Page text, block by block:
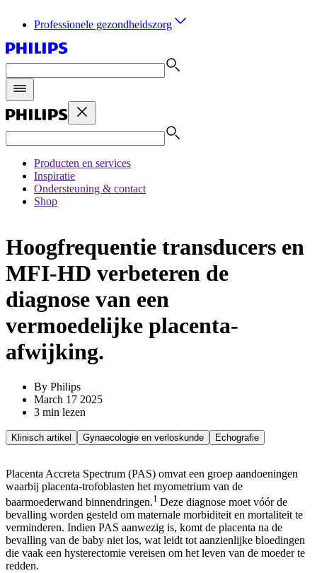
Professionele gezondheidszorg
Producten en services
Inspiratie
Ondersteuning & contact
Shop
Hoogfrequentie transducers en
MFI-HD verbeteren de
diagnose van een
vermoedelijke placenta-
afwijking.
By Philips
March 17 2025
3 min lezen
Klinisch artikel Gynaecologie en verloskunde Echografie
Placenta Accreta Spectrum (PAS) omvat een groep aandoeningen
waarbij placenta-trofoblasten het myometrium van de
baarmoederwand binnendringen.1 Deze diagnose moet vóór de
bevalling worden gesteld om maternale morbiditeit en mortaliteit te
verminderen. Indien PAS aanwezig is, komt de placenta na de
bevalling van de baby niet los, wat leidt tot aanzienlijke bloedingen
die vaak een hysterectomie vereisen om het leven van de moeder te
redden.